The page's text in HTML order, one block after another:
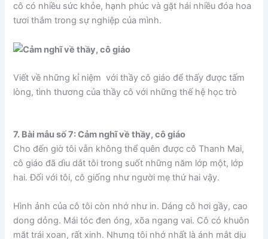
cô có nhiều sức khỏe, hạnh phúc và gặt hái nhiều đóa hoa
tươi thắm trong sự nghiệp của mình.
Viết về những kỉ niệm với thầy cô giáo để thấy được tấm
lòng, tình thương của thầy cô với những thế hệ học trò
7. Bài mẫu số 7: Cảm nghĩ về thầy, cô giáo
Cho đến giờ tôi vẫn không thể quên được cô Thanh Mai,
cô giáo đã dìu dắt tôi trong suốt những năm lớp một, lớp
hai. Đối với tôi, cô giống như người mẹ thứ hai vậy.
Hình ảnh của cô tôi còn nhớ như in. Dáng cô hơi gầy, cao
dong dỏng. Mái tóc đen óng, xõa ngang vai. Cô có khuôn
măt trái xoan, rất xinh. Nhưng tôi nhớ nhất là ánh mắt dịu